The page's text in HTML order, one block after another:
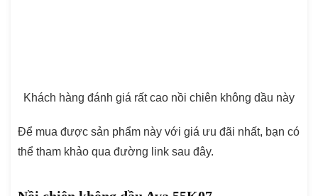
Khách hàng đánh giá rất cao nồi chiên không dầu này
Để mua được sản phẩm này với giá ưu đãi nhất, bạn có
thể tham khảo qua đường link sau đây.